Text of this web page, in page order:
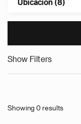
Ubicación (8)
Show Filters
Showing 0 results